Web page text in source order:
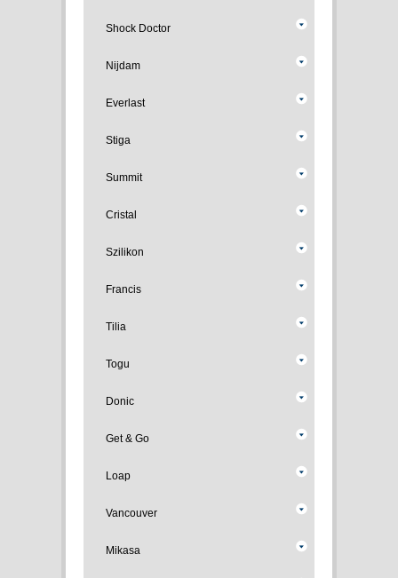
Shock Doctor
Nijdam
Everlast
Stiga
Summit
Cristal
Szilikon
Francis
Tilia
Togu
Donic
Get & Go
Loap
Vancouver
Mikasa